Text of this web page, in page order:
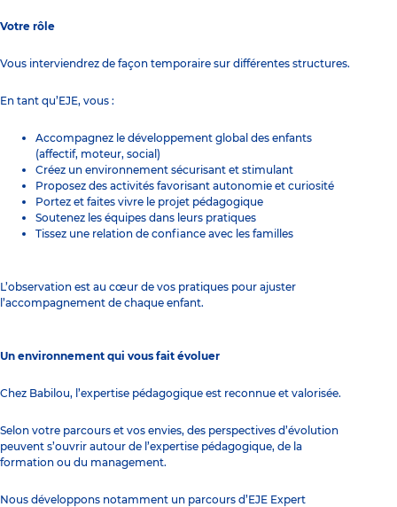
Votre rôle
Vous interviendrez de façon temporaire sur différentes structures.
En tant qu’EJE, vous :
Accompagnez le développement global des enfants
(affectif, moteur, social)
Créez un environnement sécurisant et stimulant
Proposez des activités favorisant autonomie et curiosité
Portez et faites vivre le projet pédagogique
Soutenez les équipes dans leurs pratiques
Tissez une relation de confiance avec les familles
L’observation est au cœur de vos pratiques pour ajuster
l’accompagnement de chaque enfant.
Un environnement qui vous fait évoluer
Chez Babilou, l’expertise pédagogique est reconnue et valorisée.
Selon votre parcours et vos envies, des perspectives d’évolution
peuvent s’ouvrir autour de l’expertise pédagogique, de la
formation ou du management.
Nous développons notamment un parcours d’EJE Expert